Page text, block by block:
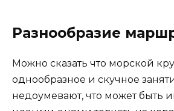
Разнообразие
Можно сказать что морской
однообразное и скучное
недоумевают, что может быть